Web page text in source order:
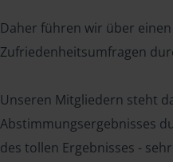
Daher führen wir über
Zufriedenheitsumfragen
Unseren Mitgliedern steht
Abstimmungsergebnisses
des tollen Ergebnisses -